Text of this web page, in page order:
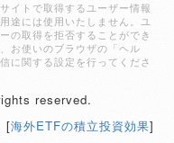
イトで取得するユーザー情報
途には使用いたしません。ユ
の取得を拒否することができ
お使いのブラウザの「ヘル
に関する設定を行ってくださ
reserved.
[海外ETFの積立投資効果]